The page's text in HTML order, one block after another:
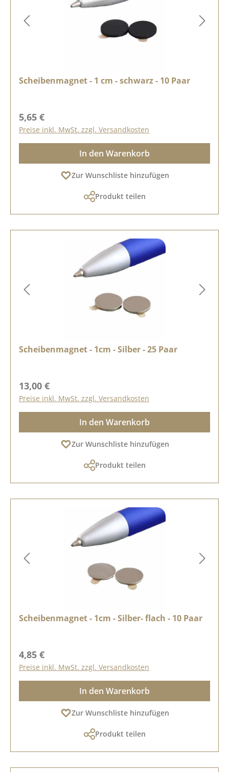
Scheibenmagnet - 1 cm - schwarz - 10 Paar
Regulärer Preis:
5,65 €
Preise inkl. MwSt. zzgl. Versandkosten
In den Warenkorb
Zur Wunschliste hinzufügen
Produkt teilen
Scheibenmagnet - 1cm - Silber - 25 Paar
Regulärer Preis:
13,00 €
Preise inkl. MwSt. zzgl. Versandkosten
In den Warenkorb
Zur Wunschliste hinzufügen
Produkt teilen
Scheibenmagnet - 1cm - Silber- flach - 10 Paar
Regulärer Preis:
4,85 €
Preise inkl. MwSt. zzgl. Versandkosten
In den Warenkorb
Zur Wunschliste hinzufügen
Produkt teilen